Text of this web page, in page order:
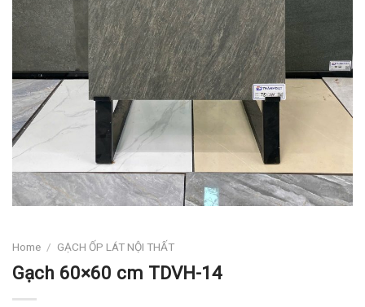
Home / GẠCH ỐP LÁT NỘI THẤT
Gạch 60×60 cm TDVH-14